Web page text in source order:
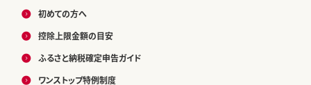
初めての方へ
控除上限金額の目安
ふるさと納税確定申告ガイド
ワンストップ特例制度